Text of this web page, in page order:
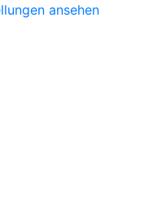
ansehen